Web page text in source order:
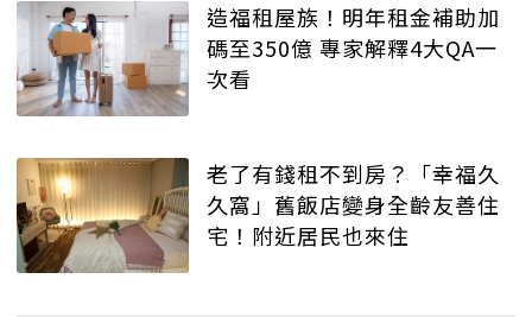
造福租屋族！明年租金補助加
碼至350億 專家解釋4大QA一
次看
老了有錢租不到房？「幸福久
久窩」舊飯店變身全齡友善住
宅！附近居民也來住